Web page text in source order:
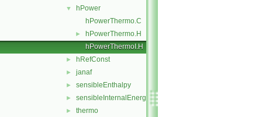
▼
hPower
hPowerThermo.C
►
hPowerThermo.H
hPowerThermoI.H
► hRefConst
► janaf
► sensibleEnthalpy
► sensibleInternalEnergy
► thermo